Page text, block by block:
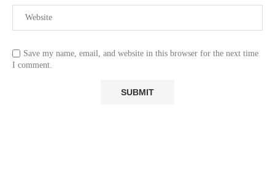
Save my name, email, and website in this browser for the next time
I comment.